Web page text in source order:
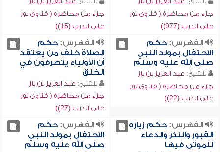
جزء من محاضرة ( فتاوى نور
على الدرب (977))
جزء من محاضرة ( فتاوى نور
على الدرب (15))
الفهرس:حكم
الاحتفال بمولد النبي
صلى الله عليه وسلم
للشيخ: عبد العزيز بن باز
جزء من محاضرة ( فتاوى نور
على الدرب (22))
الفهرس:حكم
الصلاة خلف من يعتقد
أن الأولياء يتصرفون في
الخلق
للشيخ: عبد العزيز بن باز
جزء من محاضرة ( فتاوى نور
على الدرب (27))
الفهرس:حكم زيارة
القبور والنذر والدعاء
للموتى فيها
الفهرس:حكم
الاحتفال بمولد النبي
صلى الله عليه وسلم